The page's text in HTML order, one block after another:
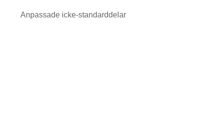
Anpassade icke-standarddelar